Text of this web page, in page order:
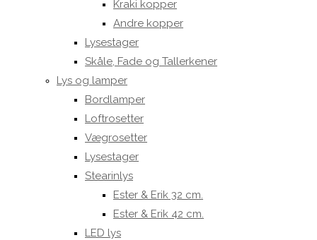
Kraki kopper
Andre kopper
Lysestager
Skåle, Fade og Tallerkener
Lys og lamper
Bordlamper
Loftrosetter
Vægrosetter
Lysestager
Stearinlys
Ester & Erik 32 cm.
Ester & Erik 42 cm.
LED lys